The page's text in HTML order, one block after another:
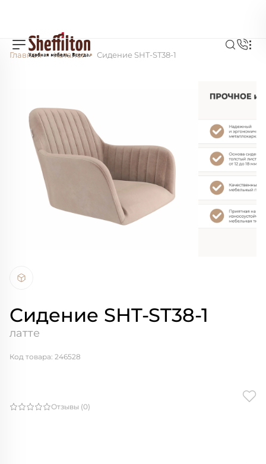
Главная Каталог Сидение SHT-ST38-1
Сидение SHT-ST38-1
латте
Отзывы (0)
Код товара: 246528